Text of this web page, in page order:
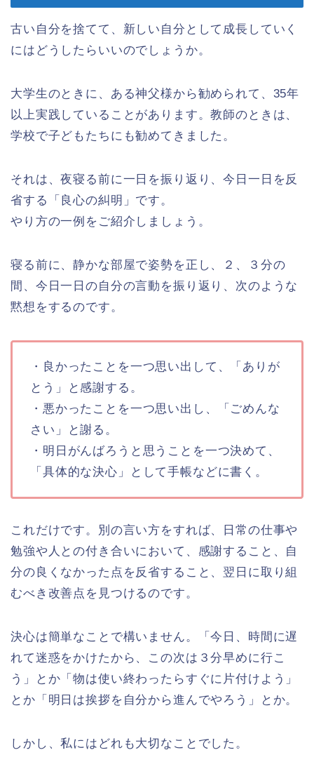
古い自分を捨てて、新しい自分として成長していく
にはどうしたらいいのでしょうか。
大学生のときに、ある神父様から勧められて、35年
以上実践していることがあります。教師のときは、
学校で子どもたちにも勧めてきました。
それは、夜寝る前に一日を振り返り、今日一日を反
省する「良心の糾明」です。
やり方の一例をご紹介しましょう。
寝る前に、静かな部屋で姿勢を正し、２、３分の
間、今日一日の自分の言動を振り返り、次のような
黙想をするのです。
・良かったことを一つ思い出して、「ありが
とう」と感謝する。
・悪かったことを一つ思い出し、「ごめんな
さい」と謝る。
・明日がんばろうと思うことを一つ決めて、
「具体的な決心」として手帳などに書く。
これだけです。別の言い方をすれば、日常の仕事や
勉強や人との付き合いにおいて、感謝すること、自
分の良くなかった点を反省すること、翌日に取り組
むべき改善点を見つけるのです。
決心は簡単なことで構いません。「今日、時間に遅
れて迷惑をかけたから、この次は３分早めに行こ
う」とか「物は使い終わったらすぐに片付けよう」
とか「明日は挨拶を自分から進んでやろう」とか。
しかし、私にはどれも大切なことでした。